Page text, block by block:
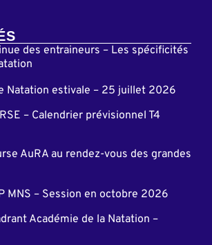
des entraineurs – Les spécificités
Natation estivale – 25 juillet 2026
– Calendrier prévisionnel T4
AuRA au rendez-vous des grandes
MNS – Session en octobre 2026
Académie de la Natation –